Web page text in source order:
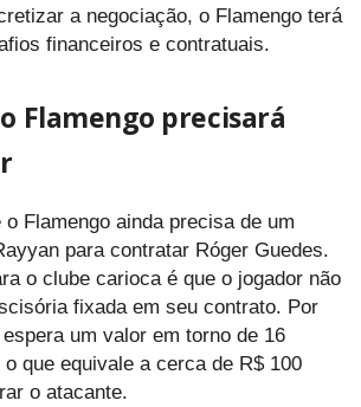
a negociação, o Flamengo terá
financeiros e contratuais.
Flamengo precisará
Flamengo ainda precisa de um
para contratar Róger Guedes.
o clube carioca é que o jogador não
fixada em seu contrato. Por
um valor em torno de 16
que equivale a cerca de R$ 100
o atacante.